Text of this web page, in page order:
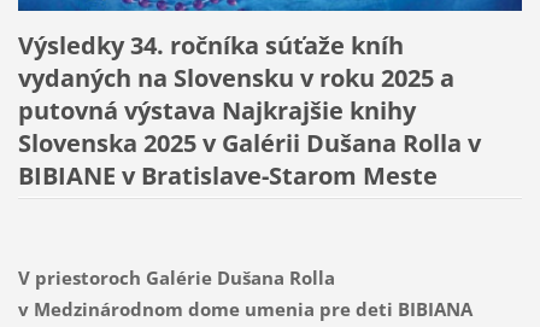
Výsledky 34. ročníka súťaže kníh
vydaných na Slovensku v roku 2025 a
putovná výstava Najkrajšie knihy
Slovenska 2025 v Galérii Dušana Rolla v
BIBIANE v Bratislave-Starom Meste
V priestoroch Galérie Dušana Rolla
v Medzinárodnom dome umenia pre deti BIBIANA